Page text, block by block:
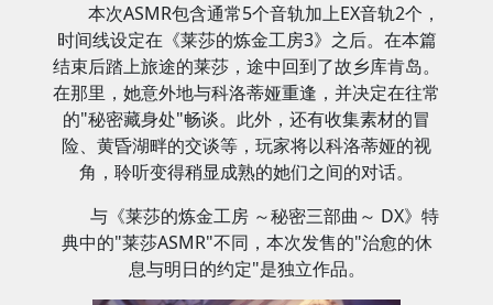
本次ASMR包含通常5个音轨加上EX音轨2个，
时间线设定在《莱莎的炼金工房3》之后。在本篇
结束后踏上旅途的莱莎，途中回到了故乡库肯岛。
在那里，她意外地与科洛蒂娅重逢，并决定在往常
的"秘密藏身处"畅谈。此外，还有收集素材的冒
险、黄昏湖畔的交谈等，玩家将以科洛蒂娅的视
角，聆听变得稍显成熟的她们之间的对话。
与《莱莎的炼金工房 ～秘密三部曲～ DX》特
典中的"莱莎ASMR"不同，本次发售的"治愈的休
息与明日的约定"是独立作品。